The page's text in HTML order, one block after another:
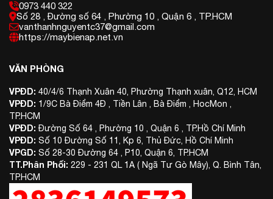
0973 440 322
Số 28 , Đường số 64 , Phường 10 , Quận 6 , TP.HCM
vanthanhnguyentc37@gmail.com
https://maybienap.net.vn
VĂN PHÒNG
VPĐD: 40/4/6 Thạnh Xuân 40, Phường Thạnh xuân, Q12, HCM
VPĐD: 1/9C Bà Điểm 4Đ , Tiền Lân , Bà Điểm , HocMon ,
TP.HCM
VPĐD: Đường Số 64 , Phường 10 , Quận 6 , TP.Hồ Chí Minh
VPĐD: Số 10 Đường Số 11, Kp 6, Thủ Đức, Hồ Chí Minh
VPGD: Số 28-30 Đường 64 , P10, Quận 6, TP.HCM
TT.Phân Phối: 229 - 231 QL 1A ( Ngã Tư Gò Mây), Q. Bình Tân,
TP.HCM